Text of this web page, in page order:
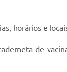
horários e
de